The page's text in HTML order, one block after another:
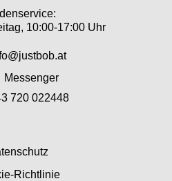
10:00-17:00 Uhr
Messenger
720 022448
Richtlinie